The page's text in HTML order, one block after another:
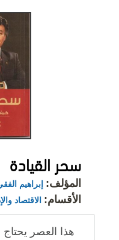
سحر القيادة
المؤلف: إبراهيم
الأقسام: الاقتصاد
هذا العصر